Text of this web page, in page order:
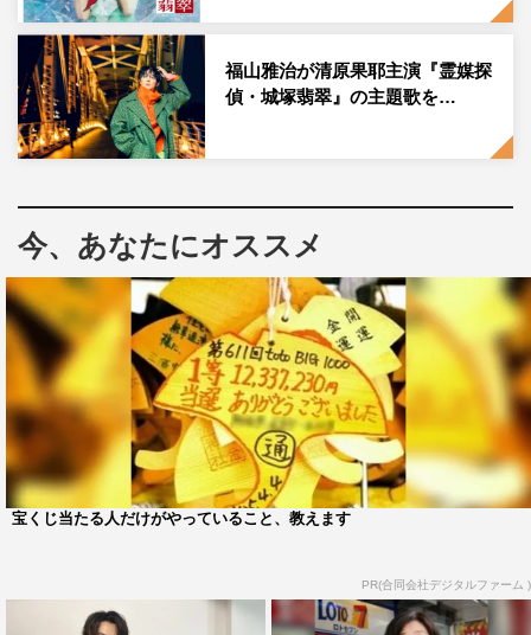
第2話では、翡翠が香月と交友のある黒越に頼まれて2人で
水鏡荘を訪問し、そこに出る幽霊の謎を探る。ゲスト出演
する4人が演じるのは、事件の舞台となる別荘・水鏡荘に
集まった面々。筧は化粧品関連のサイトを運営する会社に
勤める女性・新谷由紀乃役、入江は翡翠に好意を寄せる若
社の編集者・有本道之、阪田が水鏡荘の持ち主でもある大
御所怪奇推理作家・黒越篤を演じる。
番組情報
『霊媒探偵・城塚翡翠』
日本テレビ系
2022年10月16日（日）スタート
毎週日曜 午後10時30分～
＜CAST＞
＜STAFF＞
福山雅治が清原果耶主演『霊媒探
偵・城塚翡翠』の主題歌を…
今、あなたにオススメ
宝くじ当たる人だけがやっていること、教えます
PR(合同会社デジタルファーム )